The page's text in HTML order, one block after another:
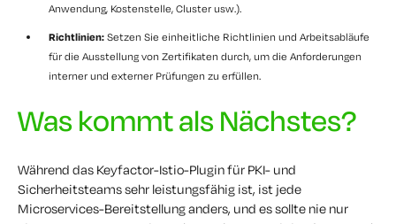
Anwendung, Kostenstelle, Cluster usw.).
Richtlinien: Setzen Sie einheitliche Richtlinien und Arbeitsabläufe
für die Ausstellung von Zertifikaten durch, um die Anforderungen
interner und externer Prüfungen zu erfüllen.
Was kommt als Nächstes?
Während das Keyfactor-Istio-Plugin für PKI- und
Sicherheitsteams sehr leistungsfähig ist, ist jede
Microservices-Bereitstellung anders, und es sollte nie nur